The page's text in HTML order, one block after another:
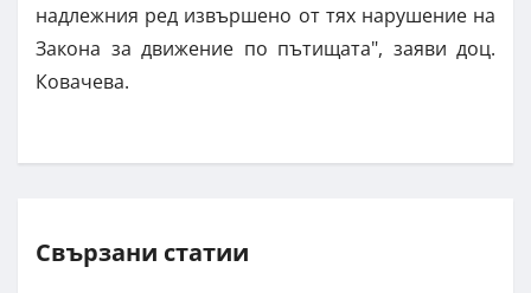
надлежния ред извършено от тях нарушение на
Закона за движение по пътищата", заяви доц.
Ковачева.
Свързани статии